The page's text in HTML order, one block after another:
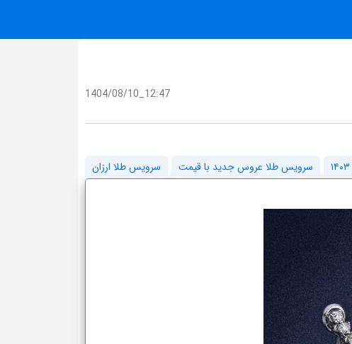
1404/08/10_12:47
سرویس طلا عروس جدید با قیمت سرویس طلا ارزان